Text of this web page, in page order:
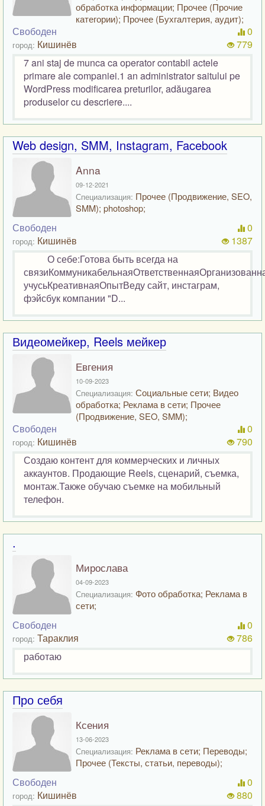
обработка информации; Прочее (Прочие
категории); Прочее (Бухгалтерия, аудит);
Свободен
город: Кишинёв
0
779
7 ani staj de munca ca operator contabil actele
primare ale companiei.1 an administrator saitului pe
WordPress modificarea preturilor, adăugarea
produselor cu descriere....
Web design, SMM, Instagram, Facebook
Anna
09-12-2021
Специализация: Прочее (Продвижение, SEO,
SMM); photoshop;
Свободен
город: Кишинёв
0
1387
О себе:Готова быть всегда на
учусьКреативнаяОпытВеду сайт, инстаграм,
фэйсбук компании "D...
Видеомейкер, Reels мейкер
Евгения
10-09-2023
Специализация: Социальные сети; Видео
обработка; Реклама в сети; Прочее
(Продвижение, SEO, SMM);
Свободен
город: Кишинёв
0
790
Создаю контент для коммерческих и личных
аккаунтов. Продающие Reels, сценарий, съемка,
монтаж.Также обучаю съемке на мобильный
телефон.
.
Мирослава
04-09-2023
Специализация: Фото обработка; Реклама в
сети;
Свободен
город: Тараклия
0
786
работаю
Про себя
Ксения
13-06-2023
Специализация: Реклама в сети; Переводы;
Прочее (Тексты, статьи, переводы);
Свободен
город: Кишинёв
0
880